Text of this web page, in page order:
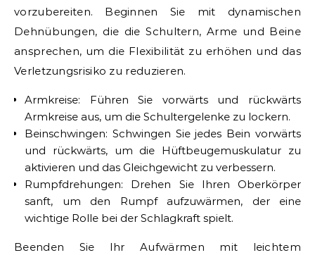
vorzubereiten. Beginnen Sie mit dynamischen
Dehnübungen, die die Schultern, Arme und Beine
ansprechen, um die Flexibilität zu erhöhen und das
Verletzungsrisiko zu reduzieren.
Armkreise: Führen Sie vorwärts und rückwärts
Armkreise aus, um die Schultergelenke zu lockern.
Beinschwingen: Schwingen Sie jedes Bein vorwärts
und rückwärts, um die Hüftbeugemuskulatur zu
aktivieren und das Gleichgewicht zu verbessern.
Rumpfdrehungen: Drehen Sie Ihren Oberkörper
sanft, um den Rumpf aufzuwärmen, der eine
wichtige Rolle bei der Schlagkraft spielt.
Beenden Sie Ihr Aufwärmen mit leichtem